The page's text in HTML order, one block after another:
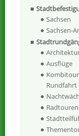
Sachsen
Sachsen-
Ausflüge
Rundfahrt